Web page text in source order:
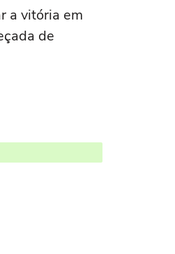
a vitória em
de